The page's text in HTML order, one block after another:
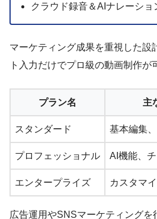
クラウド録音＆AIナレーショ
マーケティング成果を重視した設
ト入力だけでプロ級の動画制作が
プラン名 主
スタンダード 基本編集
プロフェッショナル AI機能、
エンタープライズ カスタマ
広告運用やSNSマーケティングを